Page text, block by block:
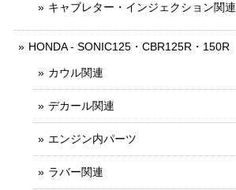
キャブレター・インジェクション関連
HONDA - SONIC125・CBR125R・150R
カウル関連
デカール関連
エンジン内パーツ
ラバー関連